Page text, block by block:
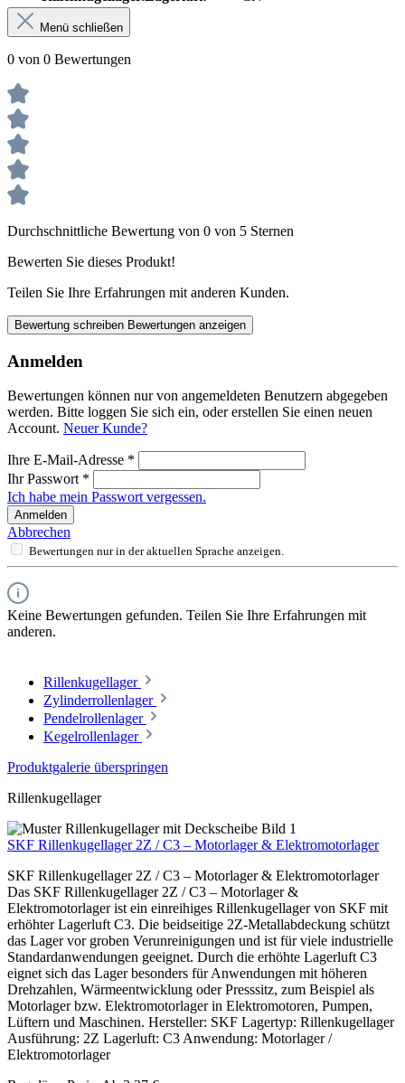
Menü schließen
0 von 0 Bewertungen
Durchschnittliche Bewertung von 0 von 5 Sternen
Bewerten Sie dieses Produkt!
Teilen Sie Ihre Erfahrungen mit anderen Kunden.
Bewertung schreiben Bewertungen anzeigen
Anmelden
Bewertungen können nur von angemeldeten Benutzern abgegeben
werden. Bitte loggen Sie sich ein, oder erstellen Sie einen neuen
Account. Neuer Kunde?
Ihre E-Mail-Adresse *
Ihr Passwort *
Ich habe mein Passwort vergessen.
Anmelden
Abbrechen
Bewertungen nur in der aktuellen Sprache anzeigen.
Keine Bewertungen gefunden. Teilen Sie Ihre Erfahrungen mit
anderen.
Rillenkugellager
Zylinderrollenlager
Pendelrollenlager
Kegelrollenlager
Produktgalerie überspringen
Rillenkugellager
SKF Rillenkugellager 2Z / C3 – Motorlager & Elektromotorlager
SKF Rillenkugellager 2Z / C3 – Motorlager & Elektromotorlager
Das SKF Rillenkugellager 2Z / C3 – Motorlager &
Elektromotorlager ist ein einreihiges Rillenkugellager von SKF mit
erhöhter Lagerluft C3. Die beidseitige 2Z-Metallabdeckung schützt
das Lager vor groben Verunreinigungen und ist für viele industrielle
Standardanwendungen geeignet. Durch die erhöhte Lagerluft C3
eignet sich das Lager besonders für Anwendungen mit höheren
Drehzahlen, Wärmeentwicklung oder Presssitz, zum Beispiel als
Motorlager bzw. Elektromotorlager in Elektromotoren, Pumpen,
Lüftern und Maschinen. Hersteller: SKF Lagertyp: Rillenkugellager
Ausführung: 2Z Lagerluft: C3 Anwendung: Motorlager /
Elektromotorlager